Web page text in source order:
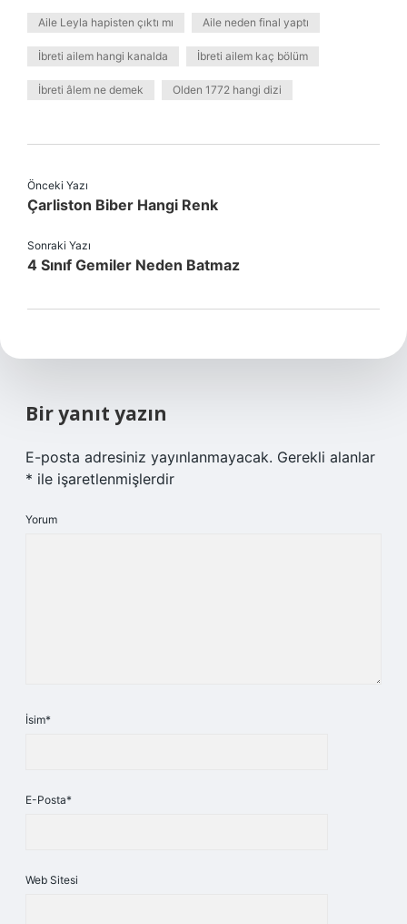
Aile Leyla hapisten çıktı mı Aile neden final yaptı
İbreti ailem hangi kanalda İbreti ailem kaç bölüm
İbreti âlem ne demek Olden 1772 hangi dizi
Önceki Yazı
Çarliston Biber Hangi Renk
Sonraki Yazı
4 Sınıf Gemiler Neden Batmaz
Bir yanıt yazın
E-posta adresiniz yayınlanmayacak. Gerekli alanlar
* ile işaretlenmişlerdir
Yorum
İsim*
E-Posta*
Web Sitesi